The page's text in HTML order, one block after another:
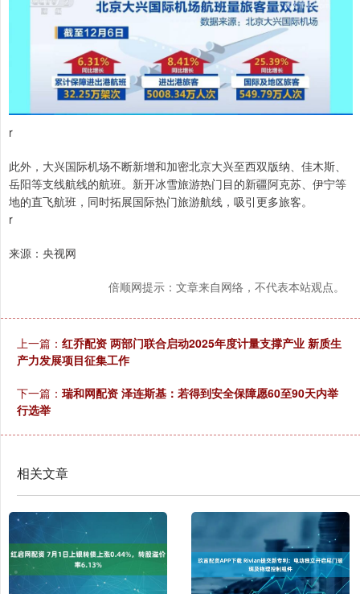
r
此外，大兴国际机场不断新增和加密北京大兴至西双版纳、佳木斯、
岳阳等支线航线的航班。新开冰雪旅游热门目的新疆阿克苏、伊宁等
地的直飞航班，同时拓展国际热门旅游航线，吸引更多旅客。
r
来源：央视网
倍顺网提示：文章来自网络，不代表本站观点。
上一篇： 红乔配资 两部门联合启动2025年度计量支撑产业 新质生
产力发展项目征集工作
下一篇： 瑞和网配资 泽连斯基：若得到安全保障愿60至90天内举
行选举
相关文章